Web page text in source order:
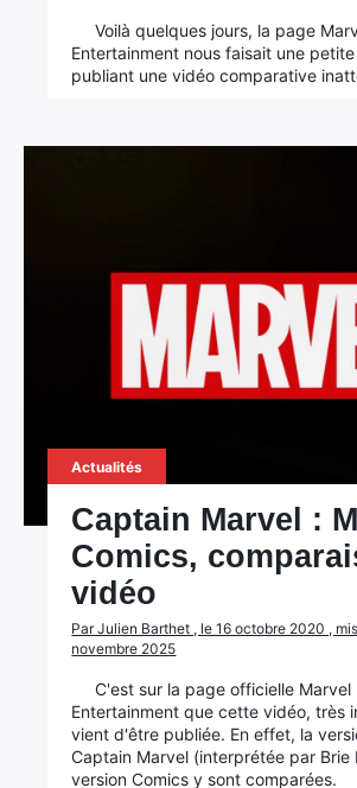
Voilà quelques jours, la page
Entertainment nous faisait une
publiant une vidéo comparative
Actualités
Captain Marvel :
Comics,
vidéo
Par Julien Barthet , le 16 octobre 2020 ,
novembre 2025
C'est sur la page officielle Marvel
Entertainment que cette vidéo, très
vient d'être publiée. En effet, la
Captain Marvel (interprétée par Brie
version Comics y sont comparées.